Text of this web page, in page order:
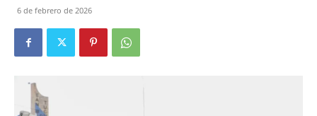
6 de febrero de 2026